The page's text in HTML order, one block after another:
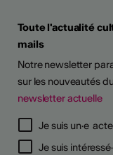
D'ARTISTES
Toute l'actualité
mails
Notre newsletter
sur les nouveautés
newsletter actuelle
Je suis un·e
Je suis